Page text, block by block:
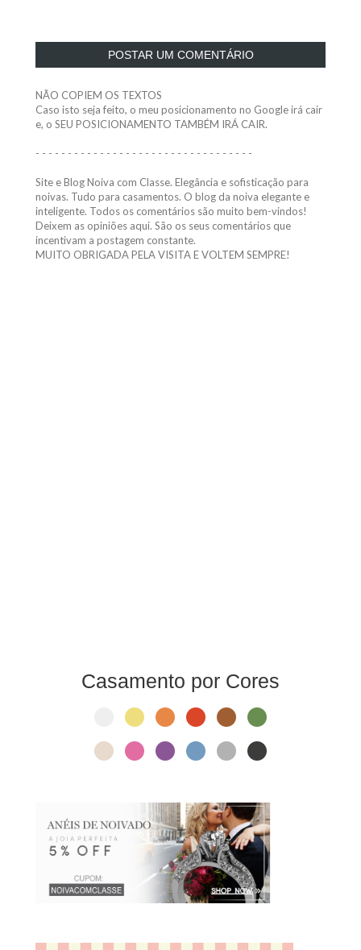
POSTAR UM COMENTÁRIO
NÃO COPIEM OS TEXTOS
Caso isto seja feito, o meu posicionamento no Google irá cair
e, o SEU POSICIONAMENTO TAMBÉM IRÁ CAIR.
- - - - - - - - - - - - - - - - - - - - - - - - - - - - - - - - - -
Site e Blog Noiva com Classe. Elegância e sofisticação para
noivas. Tudo para casamentos. O blog da noiva elegante e
inteligente. Todos os comentários são muito bem-vindos!
Deixem as opiniões aqui. São os seus comentários que
incentivam a postagem constante.
MUITO OBRIGADA PELA VISITA E VOLTEM SEMPRE!
Casamento por Cores